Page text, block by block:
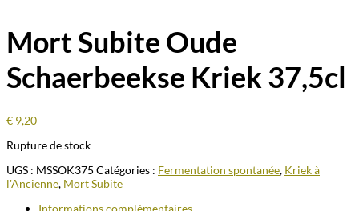
Mort Subite Oude
Schaerbeekse Kriek 37,5cl
€ 9,20
Rupture de stock
UGS : MSSOK375 Catégories : Fermentation spontanée, Kriek à
l'Ancienne, Mort Subite